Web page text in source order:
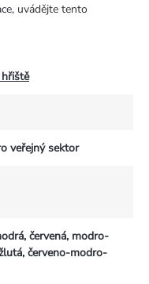
uvádějte tento
veřejný sektor
červená, modro-
červeno-modro-